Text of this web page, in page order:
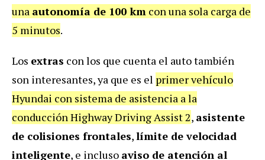
una autonomía de 100 km con una sola carga de
5 minutos.
Los extras con los que cuenta el auto también
son interesantes, ya que es el primer vehículo
Hyundai con sistema de asistencia a la
conducción Highway Driving Assist 2, asistente
de colisiones frontales,límite de velocidad
inteligente, e incluso aviso de atención al